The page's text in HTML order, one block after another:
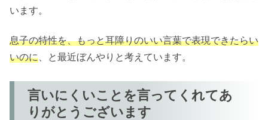
います。
息子の特性を、もっと耳障りのいい言葉で表現できたらい
いのに 、と最近ぼんやりと考えています。
言いにくいことを言ってくれてあ
りがとうございます